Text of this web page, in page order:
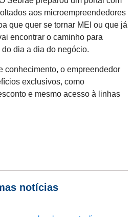
aos microempreendedores
que quer se tornar MEI ou que já
encontrar o caminho para
dia a dia do negócio.
conhecimento, o empreendedor
exclusivos, como
e mesmo acesso à linhas
notícias